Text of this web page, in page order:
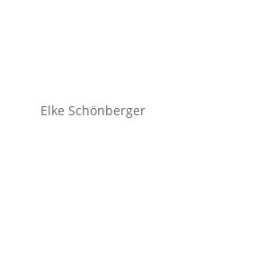
Elke Schönberger